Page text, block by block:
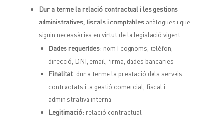
Dur a terme la relació contractual i les gestions
administratives, fiscals i comptables anàlogues i que
siguin necessàries en virtut de la legislació vigent
Dades requerides: nom i cognoms, telèfon,
direcció, DNI, email, firma, dades bancaries
Finalitat: dur a terme la prestació dels serveis
contractats i la gestió comercial, fiscal i
administrativa interna
Legitimació: relació contractual